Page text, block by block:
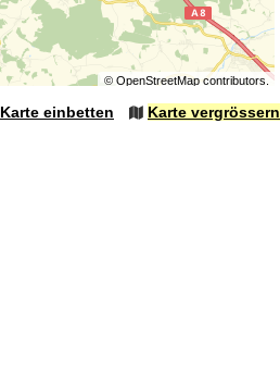
© OpenStreetMapcontributors.
Karte einbetten Karte vergrössern